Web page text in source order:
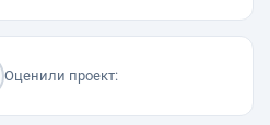
Оценили проект: